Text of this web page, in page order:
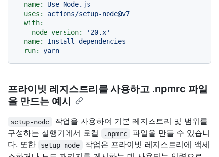
-
name: Use Node.js
uses:
actions/setup-node@v7
with:
node-version:
'20.x'
-
name: Install dependencies
run:
yarn
프라이빗 레지스트리를 사용하고 .npmrc 파일
을 만드는 예시
setup-node
작업을 사용하여 기본 레지스트리 및 범위를
구성하는 실행기에서 로컬
.npmrc
파일을 만들 수 있습니
다. 또한
setup-node
작업은 프라이빗 레지스트리에 액세